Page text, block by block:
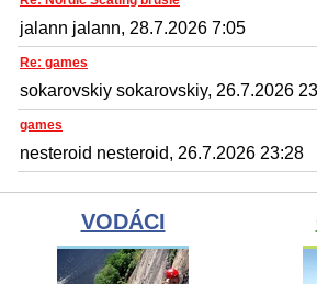
jalann jalann, 28.7.2026 7:05
Re: games
sokarovskiy sokarovskiy, 26.7.2026
games
nesteroid nesteroid, 26.7.2026 23:28
VODÁCI